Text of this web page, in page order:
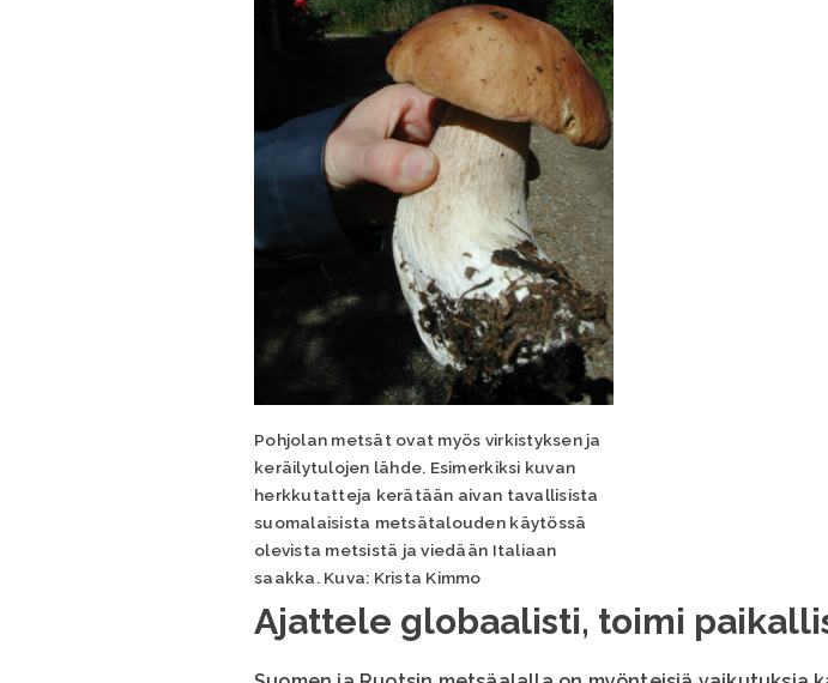
Pohjolan metsät ovat myös virkistyksen ja
keräilytulojen lähde. Esimerkiksi kuvan
herkkutatteja kerätään aivan tavallisista
suomalaisista metsätalouden käytössä
olevista metsistä ja viedään Italiaan
saakka. Kuva: Krista Kimmo
Ajattele globaalisti, toimi